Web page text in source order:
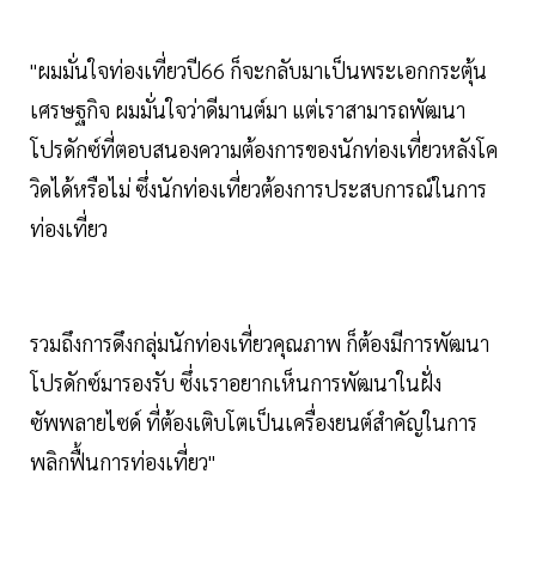
"ผมมั่นใจท่องเที่ยวปี66 ก็จะกลับมาเป็นพระเอกกระตุ้น
เศรษฐกิจ ผมมั่นใจว่าดีมานต์มา แต่เราสามารถพัฒนา
โปรดักซ์ที่ตอบสนองความต้องการของนักท่องเที่ยวหลังโค
วิดได้หรือไม่ ซึ่งนักท่องเที่ยวต้องการประสบการณ์ในการ
ท่องเที่ยว
รวมถึงการดึงกลุ่มนักท่องเที่ยวคุณภาพ ก็ต้องมีการพัฒนา
โปรดักซ์มารองรับ ซึ่งเราอยากเห็นการพัฒนาในฝั่ง
ซัพพลายไซด์ ที่ต้องเติบโตเป็นเครื่องยนต์สำคัญในการ
พลิกฟื้นการท่องเที่ยว"